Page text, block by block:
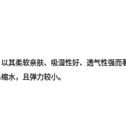
其柔软亲肤、吸湿性好、透气性强
水，且弹力较小。